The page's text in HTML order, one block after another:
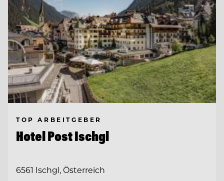
TOP ARBEITGEBER
Hotel Post Ischgl
6561 Ischgl, Österreich